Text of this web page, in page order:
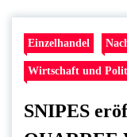
Einzelhandel
Wirtschaft und
SNIPES